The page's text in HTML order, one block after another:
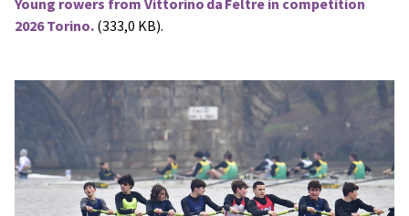
2026 Torino. (333,0 KB).